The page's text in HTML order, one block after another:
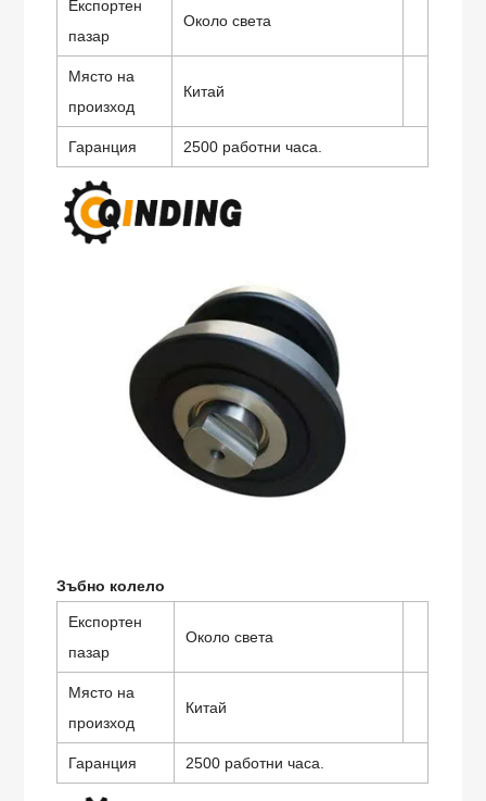
Експортен
пазар
Около света
Място на
произход
Китай
Гаранция 2500 работни часа.
Зъбно колело
Експортен
пазар
Около света
Място на
произход
Китай
Гаранция 2500 работни часа.